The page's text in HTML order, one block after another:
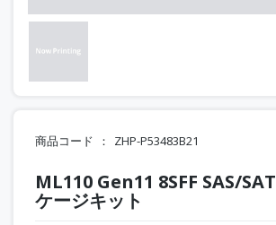
商品コード ZHP-P53483B21
ML110 Gen11 8SFF SAS/
ケージキット